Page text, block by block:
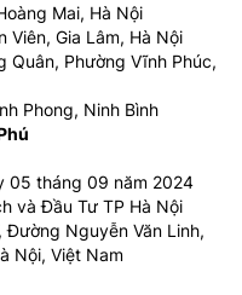
Mai, Hà Nội
Viên, Gia Lâm, Hà Nội
Quân, Phường Vĩnh Phúc,
Phong, Ninh Bình
05 tháng 09 năm 2024
và Đầu Tư TP Hà Nội
Đường Nguyễn Văn Linh,
Nội, Việt Nam